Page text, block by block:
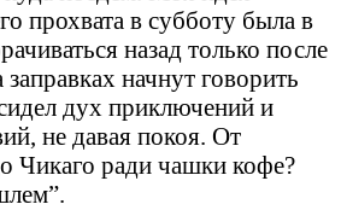
прохвата в субботу была в
назад только после
начнут говорить
дух приключений и
не давая покоя. От
ради чашки кофе?